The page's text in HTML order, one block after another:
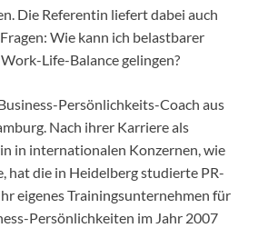
Die Referentin liefert dabei auch
Wie kann ich belastbarer
Life-Balance gelingen?
Persönlichkeits-Coach aus
Nach ihrer Karriere als
in internationalen Konzernen, wie
hat die in Heidelberg studierte PR-
eigenes Trainingsunternehmen für
Persönlichkeiten im Jahr 2007